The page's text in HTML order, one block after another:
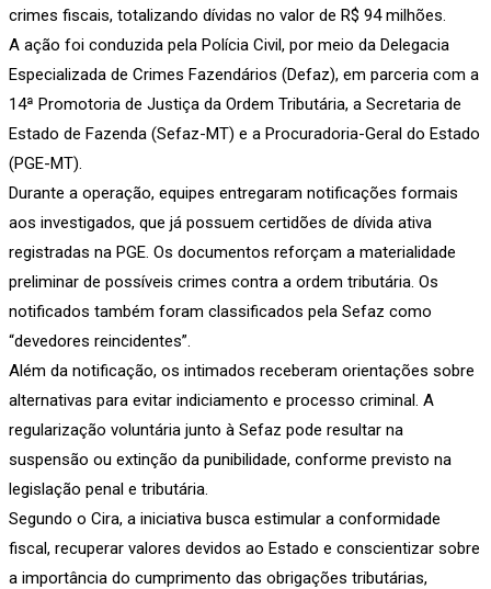
crimes fiscais, totalizando dívidas no valor de R$ 94 milhões.
A ação foi conduzida pela Polícia Civil, por meio da Delegacia
Especializada de Crimes Fazendários (Defaz), em parceria com a
14ª Promotoria de Justiça da Ordem Tributária, a Secretaria de
Estado de Fazenda (Sefaz-MT) e a Procuradoria-Geral do Estado
(PGE-MT).
Durante a operação, equipes entregaram notificações formais
aos investigados, que já possuem certidões de dívida ativa
registradas na PGE. Os documentos reforçam a materialidade
preliminar de possíveis crimes contra a ordem tributária. Os
notificados também foram classificados pela Sefaz como
“devedores reincidentes”.
Além da notificação, os intimados receberam orientações sobre
alternativas para evitar indiciamento e processo criminal. A
regularização voluntária junto à Sefaz pode resultar na
suspensão ou extinção da punibilidade, conforme previsto na
legislação penal e tributária.
Segundo o Cira, a iniciativa busca estimular a conformidade
fiscal, recuperar valores devidos ao Estado e conscientizar sobre
a importância do cumprimento das obrigações tributárias,